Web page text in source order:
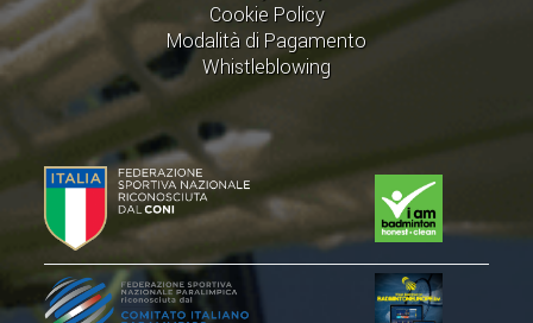
Cookie Policy
Modalità di Pagamento
Whistleblowing